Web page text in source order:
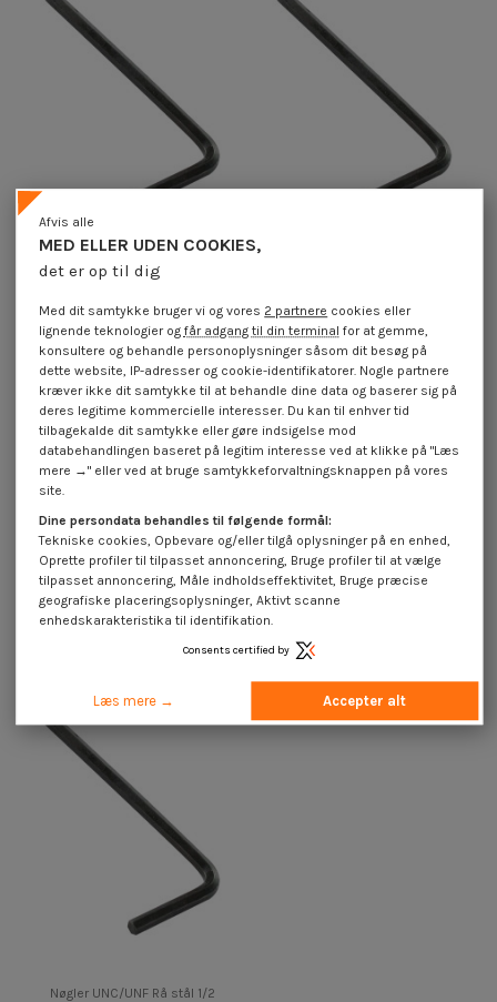
Nøgler UNC/UNF Rå stål 7/64
inkl. moms
4,25 €
Nøgler UNC/UNF Rå stål 1/2
MED ELLER UDEN COOKIES,
det er op til dig
Afvis alle
Med dit samtykke bruger vi og vores 2 partnere cookies eller
lignende teknologier ogfår adgang til din terminal for at gemme,
konsultere og behandle personoplysninger såsom dit besøg på
dette website, IP-adresser og cookie-identifikatorer. Nogle partnere
kræver ikke dit samtykke til at behandle dine data og baserer sig på
deres legitime kommercielle interesser. Du kan til enhver tid
tilbagekalde dit samtykke eller gøre indsigelse mod
databehandlingen baseret på legitim interesse ved at klikke på "Læs
mere →" eller ved at bruge samtykkeforvaltningsknappen på vores
site.
Dine persondata behandles til følgende formål:
Tekniske cookies, Opbevare og/eller tilgå oplysninger på en enhed,
Oprette profiler til tilpasset annoncering, Bruge profiler til at vælge
tilpasset annoncering, Måle indholdseffektivitet, Bruge præcise
geografiske placeringsoplysninger, Aktivt scanne
enhedskarakteristika til identifikation.
Consents certified by
Læs mere → Accepter alt